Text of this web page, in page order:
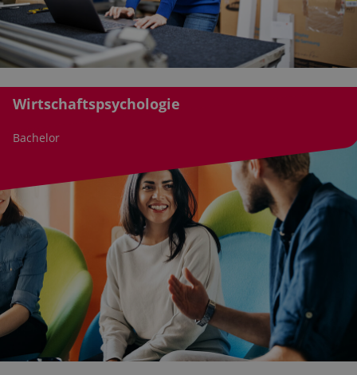
Wirtschaftspsychologie
Bachelor